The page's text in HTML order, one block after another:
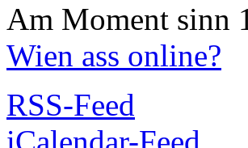
Am Moment sinn
Wien ass online?
RSS-Feed
iCalendar-Feed